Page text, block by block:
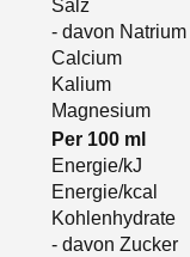
Salz
- davon Natrium
Calcium
Kalium
Magnesium
Per 100 ml
Energie/kJ
Energie/kcal
Kohlenhydrate
- davon Zucker